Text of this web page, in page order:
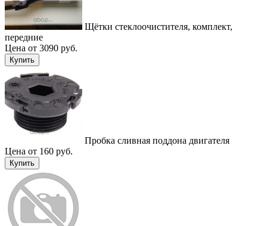
Щётки стеклоочистителя, комплект,
передние
Цена от 3090 руб.
Купить
Пробка сливная поддона двигателя
Цена от 160 руб.
Купить